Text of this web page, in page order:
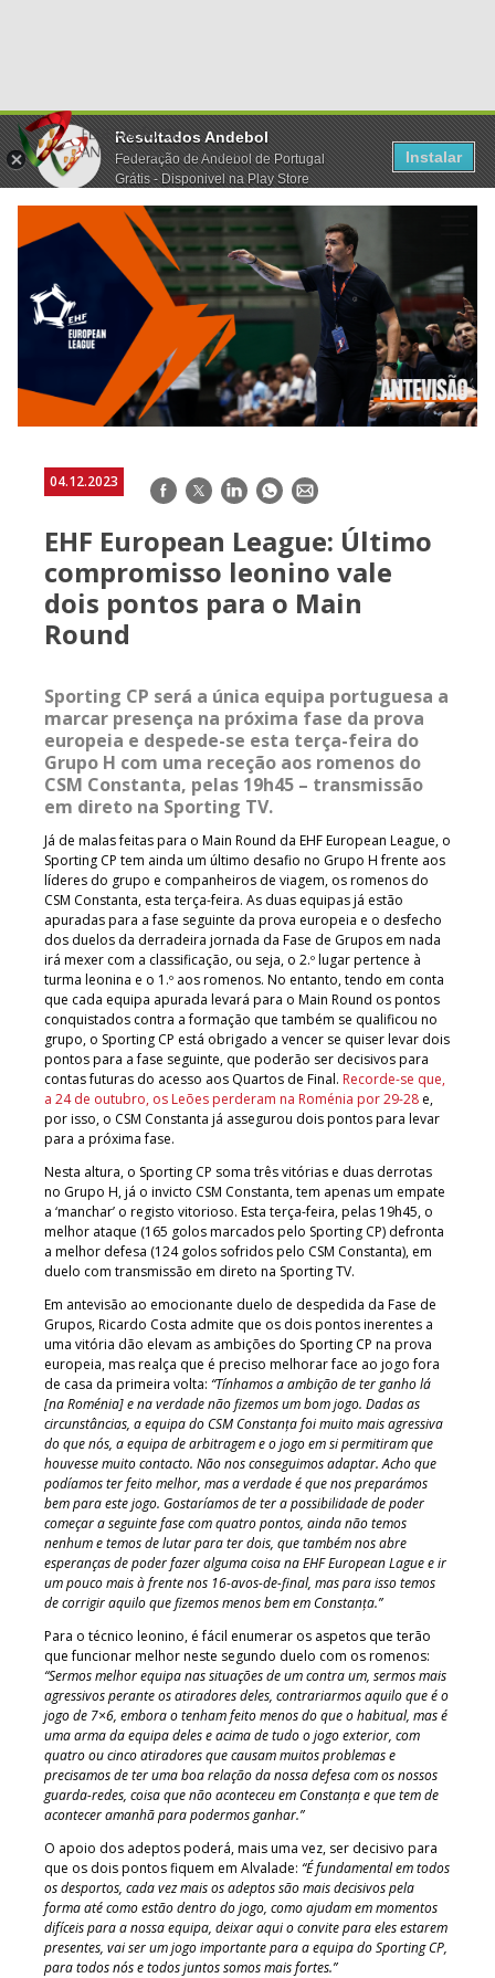
Resultados Andebol
Federação de Andebol de Portugal
Grátis - Disponivel na Play Store
Instalar
04.12.2023 Facebook
TwitterLinkedInWhatsApp
E-
EHF European League: Último
compromisso leonino vale
dois pontos para o Main
Round
Sporting CP será a única equipa portuguesa a
marcar presença na próxima fase da prova
europeia e despede-se esta terça-feira do
Grupo H com uma receção aos romenos do
CSM Constanta, pelas 19h45 – transmissão
em direto na Sporting TV.
Já de malas feitas para o Main Round da EHF European League, o
Sporting CP tem ainda um último desafio no Grupo H frente aos
líderes do grupo e companheiros de viagem, os romenos do
CSM Constanta, esta terça-feira. As duas equipas já estão
apuradas para a fase seguinte da prova europeia e o desfecho
dos duelos da derradeira jornada da Fase de Grupos em nada
irá mexer com a classificação, ou seja, o 2.º lugar pertence à
turma leonina e o 1.º aos romenos. No entanto, tendo em conta
que cada equipa apurada levará para o Main Round os pontos
conquistados contra a formação que também se qualificou no
grupo, o Sporting CP está obrigado a vencer se quiser levar dois
pontos para a fase seguinte, que poderão ser decisivos para
contas futuras do acesso aos Quartos de Final. Recorde-se que,
a 24 de outubro, os Leões perderam na Roménia por 29-28 e,
por isso, o CSM Constanta já assegurou dois pontos para levar
para a próxima fase.
Nesta altura, o Sporting CP soma três vitórias e duas derrotas
no Grupo H, já o invicto CSM Constanta, tem apenas um empate
a ‘manchar’ o registo vitorioso. Esta terça-feira, pelas 19h45, o
melhor ataque (165 golos marcados pelo Sporting CP) defronta
a melhor defesa (124 golos sofridos pelo CSM Constanta), em
duelo com transmissão em direto na Sporting TV.
Em antevisão ao emocionante duelo de despedida da Fase de
Grupos, Ricardo Costa admite que os dois pontos inerentes a
uma vitória dão elevam as ambições do Sporting CP na prova
europeia, mas realça que é preciso melhorar face ao jogo fora
de casa da primeira volta: “Tínhamos a ambição de ter ganho lá
[na Roménia] e na verdade não fizemos um bom jogo. Dadas as
circunstâncias, a equipa do CSM Constanța foi muito mais agressiva
do que nós, a equipa de arbitragem e o jogo em si permitiram que
houvesse muito contacto. Não nos conseguimos adaptar. Acho que
podíamos ter feito melhor, mas a verdade é que nos preparámos
bem para este jogo. Gostaríamos de ter a possibilidade de poder
começar a seguinte fase com quatro pontos, ainda não temos
nenhum e temos de lutar para ter dois, que também nos abre
esperanças de poder fazer alguma coisa na EHF European Lague e ir
um pouco mais à frente nos 16-avos-de-final, mas para isso temos
de corrigir aquilo que fizemos menos bem em Constanța.”
Para o técnico leonino, é fácil enumerar os aspetos que terão
que funcionar melhor neste segundo duelo com os romenos:
“Sermos melhor equipa nas situações de um contra um, sermos mais
agressivos perante os atiradores deles, contrariarmos aquilo que é o
jogo de 7×6, embora o tenham feito menos do que o habitual, mas é
uma arma da equipa deles e acima de tudo o jogo exterior, com
quatro ou cinco atiradores que causam muitos problemas e
precisamos de ter uma boa relação da nossa defesa com os nossos
guarda-redes, coisa que não aconteceu em Constanța e que tem de
acontecer amanhã para podermos ganhar.”
O apoio dos adeptos poderá, mais uma vez, ser decisivo para
que os dois pontos fiquem em Alvalade: “É fundamental em todos
os desportos, cada vez mais os adeptos são mais decisivos pela
forma até como estão dentro do jogo, como ajudam em momentos
difíceis para a nossa equipa, deixar aqui o convite para eles estarem
presentes, vai ser um jogo importante para a equipa do Sporting CP,
para todos nós e todos juntos somos mais fortes.”